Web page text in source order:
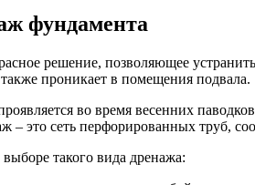
фундамента
решение, позволяющее
проникает в помещения подвала.
во время весенних
– это сеть перфорированных труб,
такого вида дренажа: